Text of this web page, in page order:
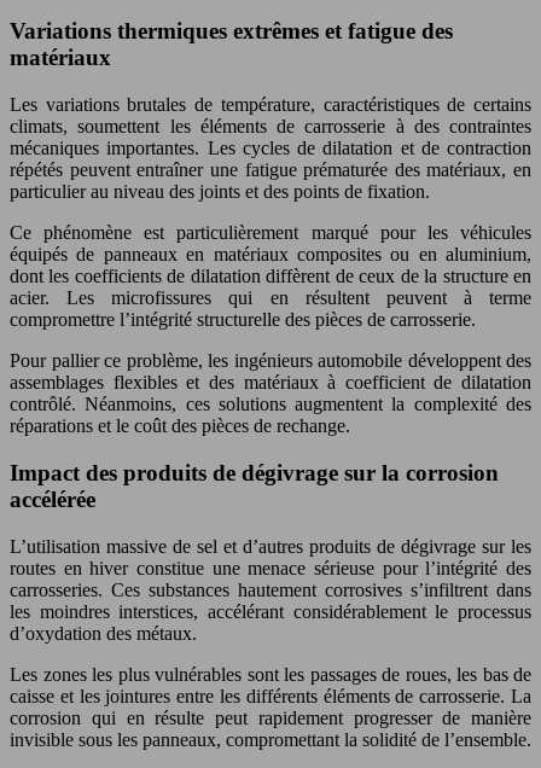
Variations thermiques extrêmes et fatigue des
matériaux
Les variations brutales de température, caractéristiques de certains
climats, soumettent les éléments de carrosserie à des contraintes
mécaniques importantes. Les cycles de dilatation et de contraction
répétés peuvent entraîner une fatigue prématurée des matériaux, en
particulier au niveau des joints et des points de fixation.
Ce phénomène est particulièrement marqué pour les véhicules
équipés de panneaux en matériaux composites ou en aluminium,
dont les coefficients de dilatation diffèrent de ceux de la structure en
acier. Les microfissures qui en résultent peuvent à terme
compromettre l’intégrité structurelle des pièces de carrosserie.
Pour pallier ce problème, les ingénieurs automobile développent des
assemblages flexibles et des matériaux à coefficient de dilatation
contrôlé. Néanmoins, ces solutions augmentent la complexité des
réparations et le coût des pièces de rechange.
Impact des produits de dégivrage sur la corrosion
accélérée
L’utilisation massive de sel et d’autres produits de dégivrage sur les
routes en hiver constitue une menace sérieuse pour l’intégrité des
carrosseries. Ces substances hautement corrosives s’infiltrent dans
les moindres interstices, accélérant considérablement le processus
d’oxydation des métaux.
Les zones les plus vulnérables sont les passages de roues, les bas de
caisse et les jointures entre les différents éléments de carrosserie. La
corrosion qui en résulte peut rapidement progresser de manière
invisible sous les panneaux, compromettant la solidité de l’ensemble.